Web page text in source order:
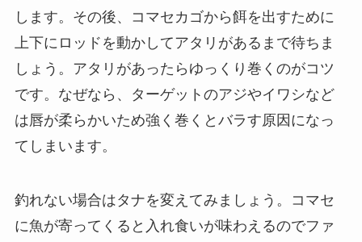
します。その後、コマセカゴから餌を出すために
上下にロッドを動かしてアタリがあるまで待ちま
しょう。アタリがあったらゆっくり巻くのがコツ
です。なぜなら、ターゲットのアジやイワシなど
は唇が柔らかいため強く巻くとバラす原因になっ
てしまいます。
釣れない場合はタナを変えてみましょう。コマセ
に魚が寄ってくると入れ食いが味わえるのでファ